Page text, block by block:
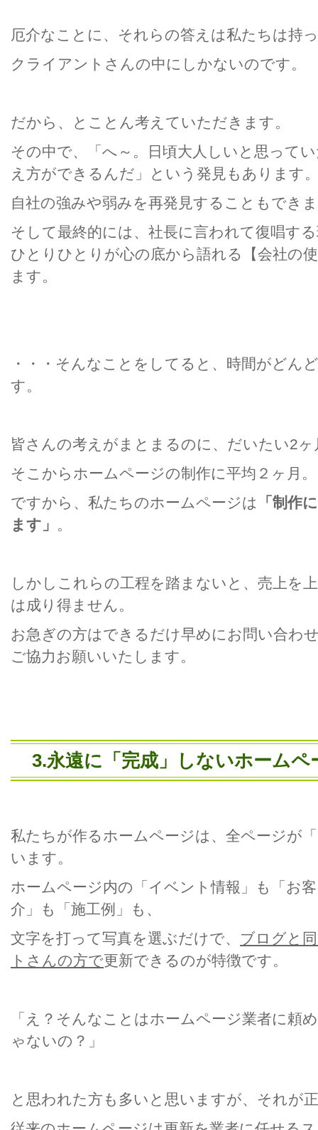
厄介なことに、それらの答えは私たちは持
クライアントさんの中にしかないのです。
だから、とことん考えていただきます。
その中で、「へ～。日頃大人しいと思って
え方ができるんだ」という発見もあります
自社の強みや弱みを再発見することもでき
そして最終的には、社長に言われて復唱す
ひとりひとりが心の底から語れる【会社の
ます。
・・・そんなことをしてると、時間がどん
す。
皆さんの考えがまとまるのに、だいたい2ヶ
そこからホームページの制作に平均２ヶ月。
ですから、私たちのホームページは
「制作
ます」 。
しかしこれらの工程を踏まないと、売上を
は成り得ません。
お急ぎの方はできるだけ早めにお問い合わ
ご協力お願いいたします。
3.永遠に「完成」しないホームペ
私たちが作るホームページは、全ページが
います。
ホームページ内の「イベント情報」も「お
介」も「施工例」も、
文字を打って写真を選ぶだけで、 ブログと
トさんの方で更新できるのが特徴です。
「え？そんなことはホームページ業者に頼
ゃないの？」
と思われた方も多いと思いますが、それが